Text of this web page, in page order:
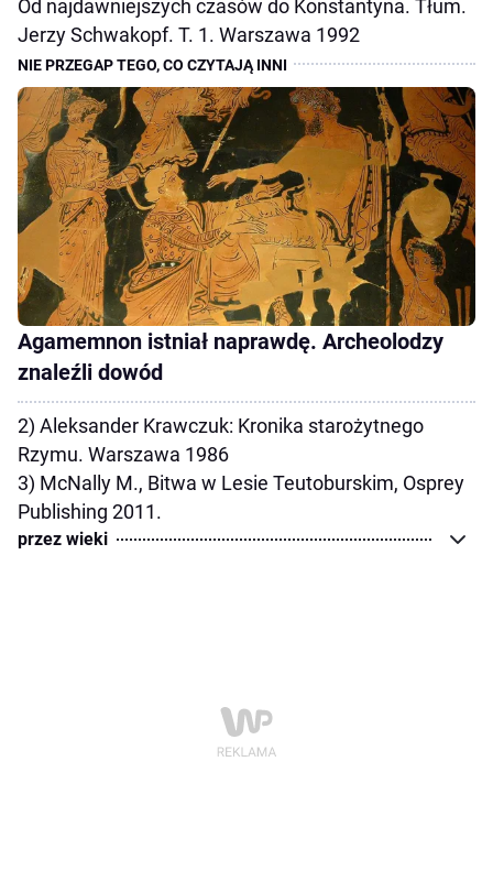
Od najdawniejszych czasów do Konstantyna. Tłum.
Jerzy Schwakopf. T. 1. Warszawa 1992
Agamemnon istniał naprawdę. Archeolodzy
znaleźli dowód
2) Aleksander Krawczuk: Kronika starożytnego
Rzymu. Warszawa 1986
3) McNally M., Bitwa w Lesie Teutoburskim, Osprey
Publishing 2011.
przez wieki